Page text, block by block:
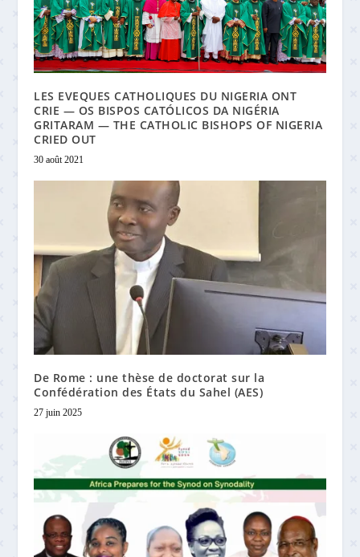
LES EVEQUES CATHOLIQUES DU NIGERIA ONT
CRIE — OS BISPOS CATÓLICOS DA NIGÉRIA
GRITARAM — THE CATHOLIC BISHOPS OF NIGERIA
CRIED OUT
30 août 2021
De Rome : une thèse de doctorat sur la
Confédération des États du Sahel (AES)
27 juin 2025